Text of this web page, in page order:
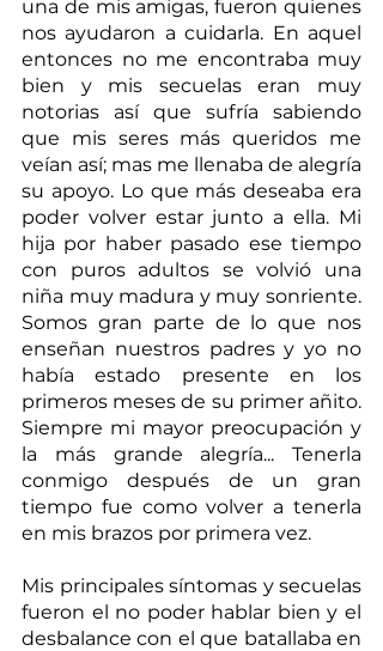
una de mis amigas, fueron quienes
nos ayudaron a cuidarla. En aquel
entonces no me encontraba muy
bien y mis secuelas eran muy
notorias así que sufría sabiendo
que mis seres más queridos me
veían así; mas me llenaba de alegría
su apoyo. Lo que más deseaba era
poder volver estar junto a ella. Mi
hija por haber pasado ese tiempo
con puros adultos se volvió una
niña muy madura y muy sonriente.
Somos gran parte de lo que nos
enseñan nuestros padres y yo no
había estado presente en los
primeros meses de su primer añito.
Siempre mi mayor preocupación y
la más grande alegría... Tenerla
conmigo después de un gran
tiempo fue como volver a tenerla
en mis brazos por primera vez.
Mis principales síntomas y secuelas
fueron el no poder hablar bien y el
desbalance con el que batallaba en